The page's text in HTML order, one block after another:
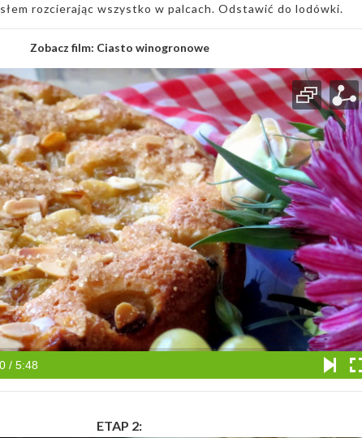
rozcierając wszystko w palcach. Odstawić do lodówki.
Zobacz film: Ciasto winogronowe
/ 5:48
ETAP 2: